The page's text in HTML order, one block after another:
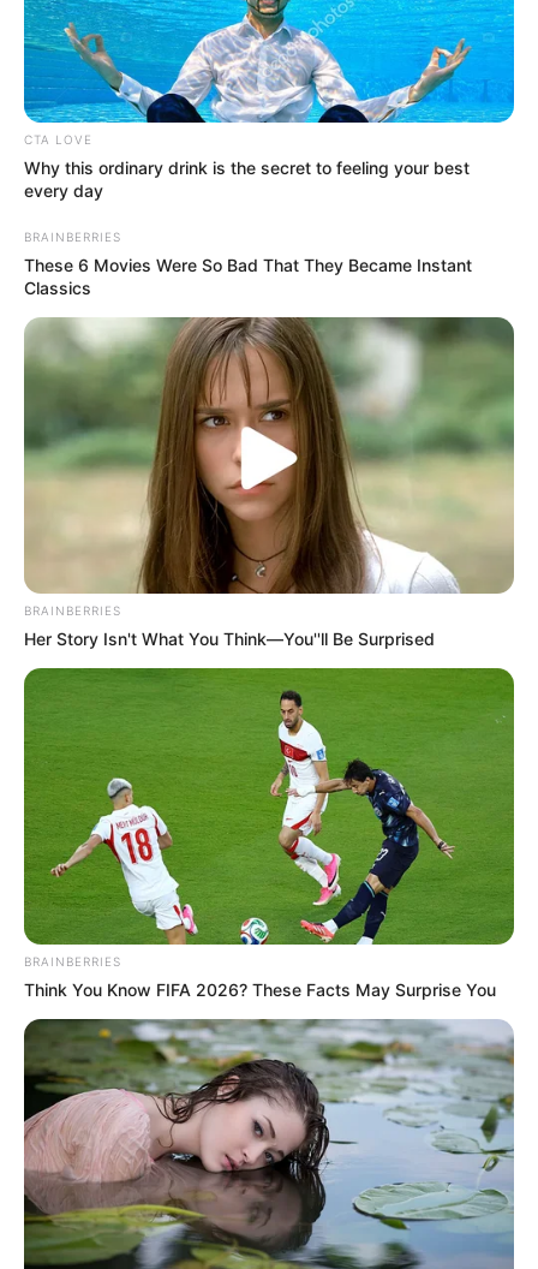
CTA LOVE
Why this ordinary drink is the secret to feeling your best
every day
BRAINBERRIES
These 6 Movies Were So Bad That They Became Instant
Classics
BRAINBERRIES
Her Story Isn't What You Think—You''ll Be Surprised
BRAINBERRIES
Think You Know FIFA 2026? These Facts May Surprise You